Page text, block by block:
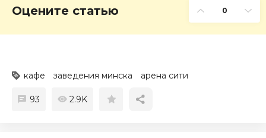
Оцените статью 0
кафе заведения минска арена сити
93 2.9K